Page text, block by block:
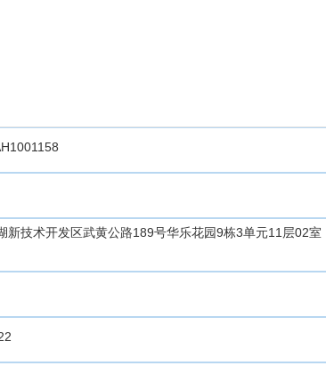
新技术开发区武黄公路189号华乐花园9栋3单元11层02室